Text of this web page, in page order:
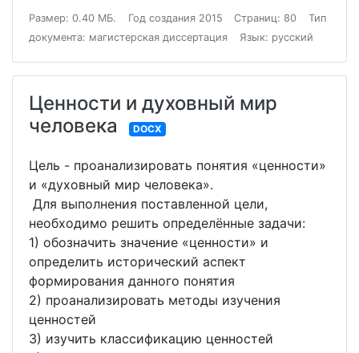
Размер: 0.40 МБ. Год создания 2015 Страниц: 80
Тип
документа: магистерская диссертация
Язык: русский
Ценности и духовный мир
человека
DOCX
Цель - проанализировать понятия «ценности»
и «духовный мир человека».
Для выполнения поставленной цели,
необходимо решить определённые задачи:
1) обозначить значение «ценности» и
определить исторический аспект
формирования данного понятия
2) проанализировать методы изучения
ценностей
3) изучить классификацию ценностей